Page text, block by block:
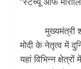
मुख्यमंत्री श्री
मोदी के नेतृत्व में
यहां विभिन्न